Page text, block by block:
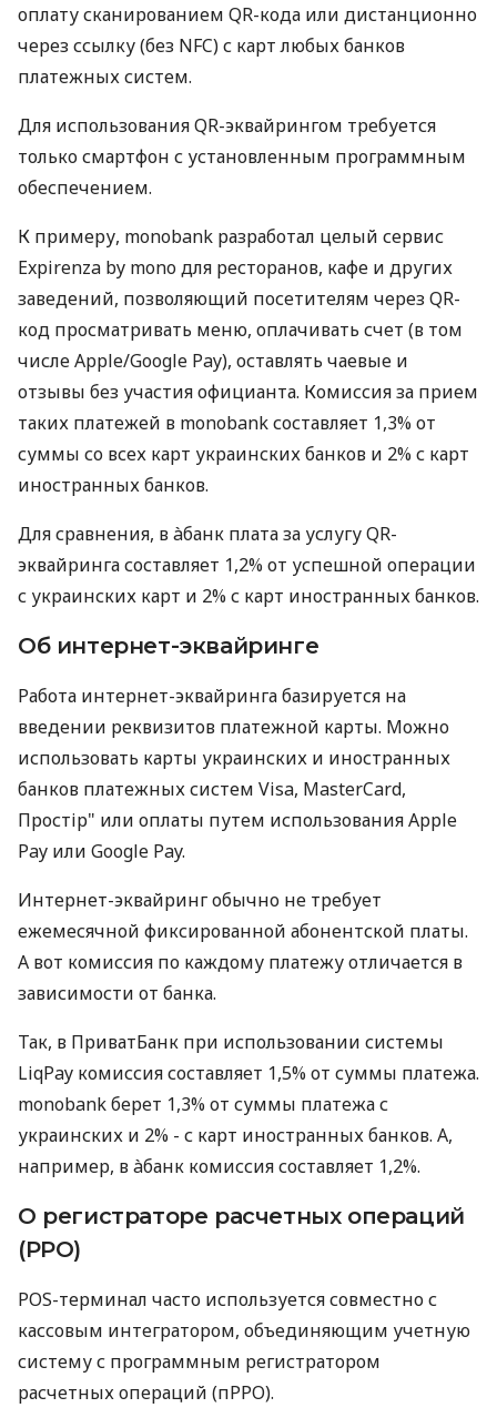
оплату сканированием QR-кода или дистанционно
через ссылку (без NFC) с карт любых банков
платежных систем.
Для использования QR-эквайрингом требуется
только смартфон с установленным программным
обеспечением.
К примеру, monobank разработал целый сервис
Expirenza by mono для ресторанов, кафе и других
заведений, позволяющий посетителям через QR-
код просматривать меню, оплачивать счет (в том
числе Apple/Google Pay), оставлять чаевые и
отзывы без участия официанта. Комиссия за прием
таких платежей в monobank составляет 1,3% от
суммы со всех карт украинских банков и 2% с карт
иностранных банков.
Для сравнения, в àбанк плата за услугу QR-
эквайринга составляет 1,2% от успешной операции
с украинских карт и 2% с карт иностранных банков.
Об интернет-эквайринге
Работа интернет-эквайринга базируется на
введении реквизитов платежной карты. Можно
использовать карты украинских и иностранных
банков платежных систем Visa, MasterCard,
Простір" или оплаты путем использования Apple
Pay или Google Pay.
Интернет-эквайринг обычно не требует
ежемесячной фиксированной абонентской платы.
А вот комиссия по каждому платежу отличается в
зависимости от банка.
Так, в ПриватБанк при использовании системы
LiqPay комиссия составляет 1,5% от суммы платежа.
monobank берет 1,3% от суммы платежа с
украинских и 2% - с карт иностранных банков. А,
например, в àбанк комиссия составляет 1,2%.
О регистраторе расчетных операций
(РРО)
POS-терминал часто используется совместно с
кассовым интегратором, объединяющим учетную
систему с программным регистратором
расчетных операций (пРРО).